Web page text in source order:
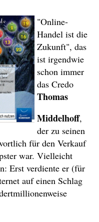
"Online-
Handel ist die
Zukunft", das
ist irgendwie
schon immer
das Credo
Thomas
Middelhoff,
der zu seinen
für den Verkauf
war. Vielleicht
Erst verdiente er (für
auf einen Schlag